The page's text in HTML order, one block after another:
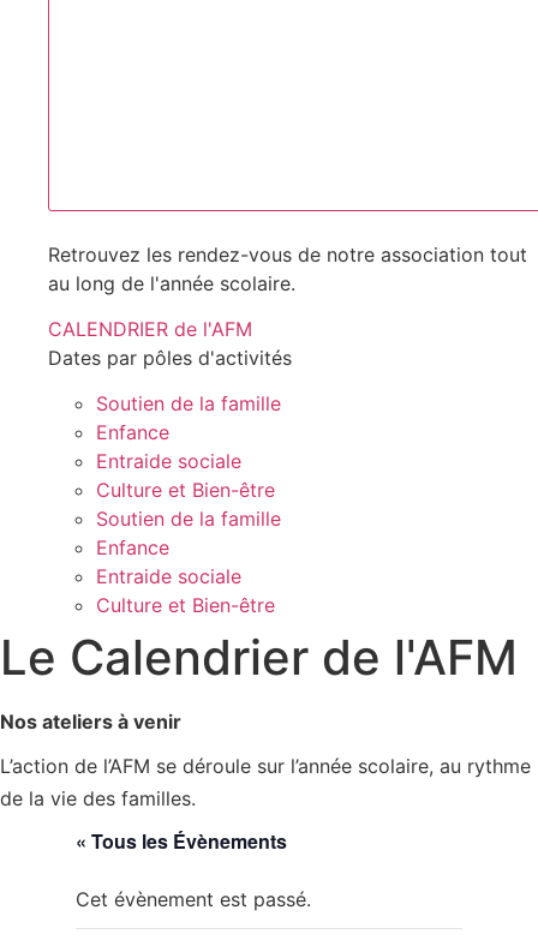
Retrouvez les rendez-vous de notre association tout
au long de l'année scolaire.
CALENDRIER de l'AFM
Dates par pôles d'activités
Soutien de la famille
Enfance
Entraide sociale
Culture et Bien-être
Soutien de la famille
Enfance
Entraide sociale
Culture et Bien-être
Le Calendrier de l'AFM
Nos ateliers à venir
L’action de l’AFM se déroule sur l’année scolaire, au rythme
de la vie des familles.
« Tous les Évènements
Cet évènement est passé.